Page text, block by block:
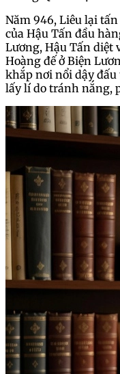
Năm 946, Liêu lại
của Hậu Tấn đầu
Lương, Hậu Tấn diệt
Hoàng đế ở Biện
khắp nơi nổi dậy
lấy lí do tránh nắng,